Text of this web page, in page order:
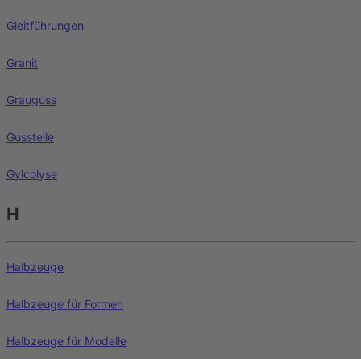
Gleitführungen
Granit
Grauguss
Gussteile
Gylcolyse
H
Halbzeuge
Halbzeuge für Formen
Halbzeuge für Modelle